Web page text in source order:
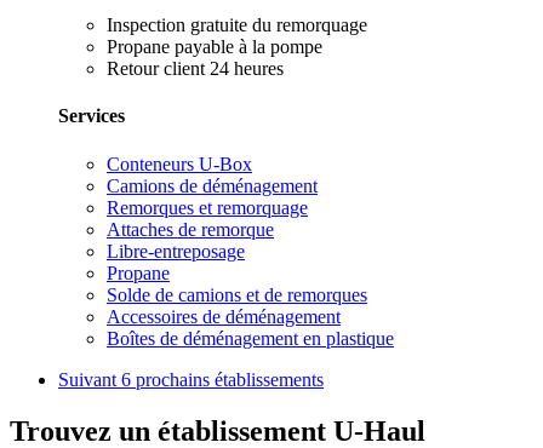
Inspection gratuite du remorquage
Propane payable à la pompe
Retour client 24 heures
Services
Conteneurs U-Box
Camions de déménagement
Remorques et remorquage
Attaches de remorque
Libre-entreposage
Propane
Solde de camions et de remorques
Accessoires de déménagement
Boîtes de déménagement en plastique
Suivant 6 prochains établissements
Trouvez un établissement U-Haul